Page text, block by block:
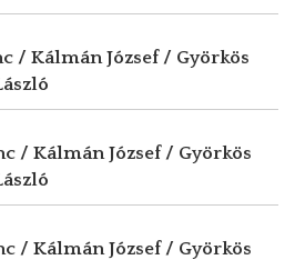
/ Kálmán József / Györkös
/ Kálmán József / Györkös
/ Kálmán József / Györkös